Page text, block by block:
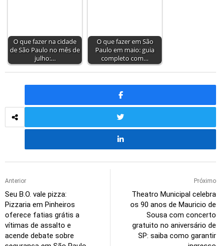
O que fazer na cidade
de São Paulo no mês de
julho:…
O que fazer em São
Paulo em maio: guia
completo com…
Anterior
Seu B.O. vale pizza:
Pizzaria em Pinheiros
oferece fatias grátis a
vítimas de assalto e
acende debate sobre
Próximo
Theatro Municipal celebra
os 90 anos de Mauricio de
Sousa com concerto
gratuito no aniversário de
SP: saiba como garantir